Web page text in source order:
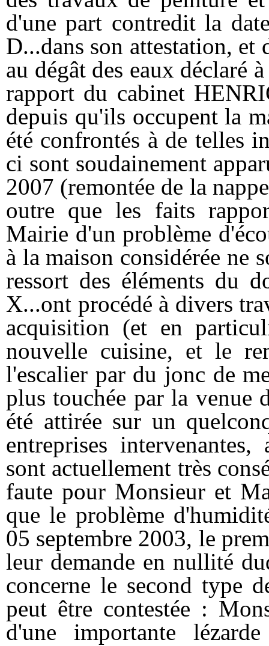
d'une part contredit la
D...dans son attestation, et
au dégât des eaux déclaré
rapport du cabinet
depuis qu'ils occupent la
été confrontés à de telles
ci sont soudainement
2007 (remontée de la
outre que les faits
Mairie d'un problème
à la maison considérée ne
ressort des éléments du
X...ont procédé à divers
acquisition (et en
nouvelle cuisine, et le
l'escalier par du jonc de
plus touchée par la venue
été attirée sur un
entreprises
sont actuellement très
faute pour Monsieur et
que le problème
05 septembre 2003, le
leur demande en nullité
concerne le second type
peut être contestée :
d'une importante